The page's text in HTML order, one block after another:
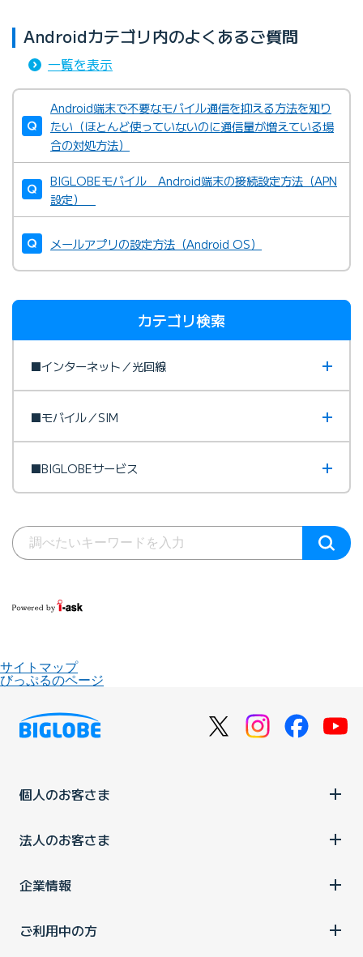
Androidカテゴリ内のよくあるご質問
一覧を表示
Android端末で不要なモバイル通信を抑える方法を知り
たい（ほとんど使っていないのに通信量が増えている場
合の対処方法）
BIGLOBEモバイル Android端末の接続設定方法（APN
設定）
メールアプリの設定方法（Android OS）
カテゴリ検索
■インターネット／光回線
■モバイル／SIM
■BIGLOBEサービス
サイトマップ
びっぷるのページ
個人のお客さま
法人のお客さま
企業情報
ご利用中の方